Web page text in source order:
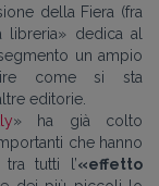
della Fiera (fra
dedica al
un ampio
come si sta
editorie.
» ha già colto
che hanno
tra tutti l’«effetto